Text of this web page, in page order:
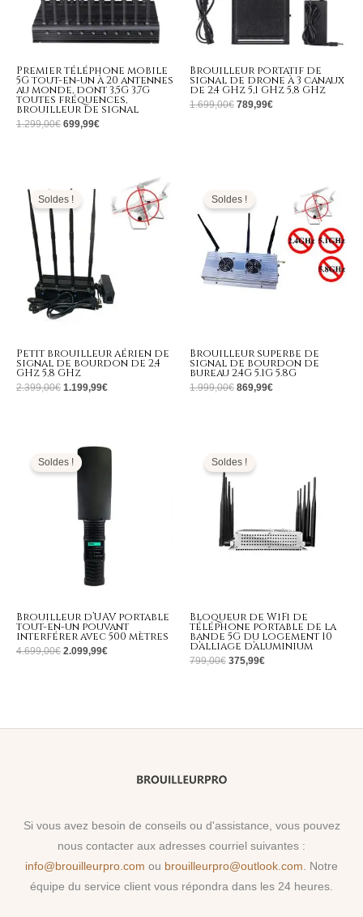
Premier téléphone mobile
5G tout-en-un à 20 antennes
au monde, dont 3,5G 3,7G
toutes fréquences,
brouilleur de signal
1.299,00€ 699,99€
Brouilleur portatif de
signal de drone à 3 canaux
de 2,4 GHz 5,1 GHz 5,8 GHz
1.699,00€ 789,99€
Soldes !
Petit brouilleur aérien de
signal de bourdon de 2,4
GHz 5,8 GHz
2.399,00€
prix
initial
était :
2.399,00€.
1.199,99€
actuel
est :
1.199,99€.
Soldes !
Brouilleur superbe de
signal de bourdon de
bureau 2.4G 5.1G 5.8G
1.999,00€
initial
était :
1.999,00€.
869,99€
869,99€.
Soldes !
Brouilleur d’UAV portable
tout-en-un pouvant
interférer avec 500 mètres
4.699,00€
prix
initial
était :
4.699,00€.
2.099,99€
prix
actuel Soldes !
Bloqueur de WiFi de
téléphone portable de la
bande 5G du logement 10
d’alliage d’aluminium
799,00€
initial
était :
799,00€.
375,99€
Si vous avez besoin de conseils ou d'assistance, vous pouvez
nous contacter aux adresses courriel suivantes :
info@brouilleurpro.com ou brouilleurpro@outlook.com. Notre
équipe du service client vous répondra dans les 24 heures.